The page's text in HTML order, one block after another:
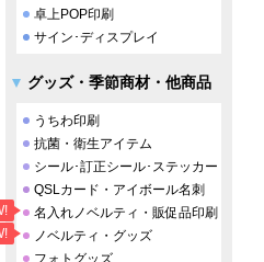
卓上POP印刷
サイン･ディスプレイ
グッズ・季節商材・他商品
うちわ印刷
抗菌・衛生アイテム
シール･訂正シール･ステッカー
QSLカード・アイボール名刺
名入れノベルティ・販促品印刷
ノベルティ・グッズ
フォトグッズ